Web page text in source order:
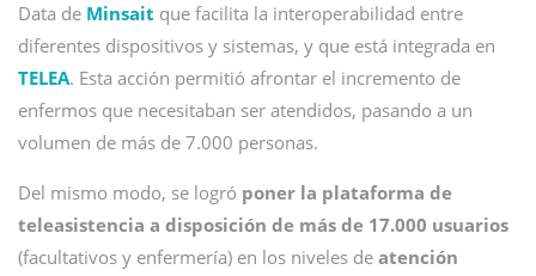
Data de Minsait que facilita la interoperabilidad entre
diferentes dispositivos y sistemas, y que está integrada en
TELEA. Esta acción permitió afrontar el incremento de
enfermos que necesitaban ser atendidos, pasando a un
volumen de más de 7.000 personas.
Del mismo modo, se logró poner la plataforma de
teleasistencia a disposición de más de 17.000 usuarios
(facultativos y enfermería) en los niveles de atención